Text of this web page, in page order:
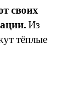
своих
Из
тёплые